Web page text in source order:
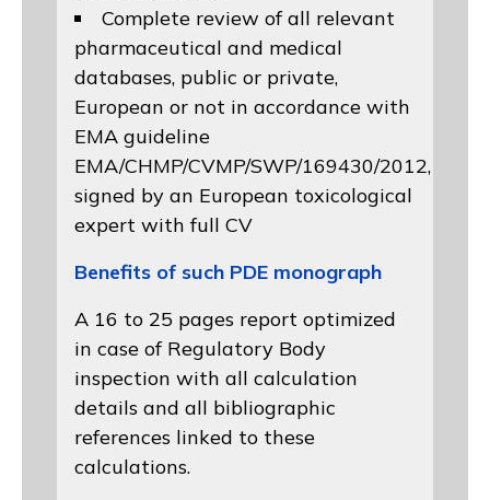
Complete review of all relevant
pharmaceutical and medical
databases, public or private,
European or not in accordance with
EMA guideline
EMA/CHMP/CVMP/SWP/169430/2012,
signed by an European toxicological
expert with full CV
Benefits of such PDE monograph
A 16 to 25 pages report optimized
in case of Regulatory Body
inspection with all calculation
details and all bibliographic
references linked to these
calculations.